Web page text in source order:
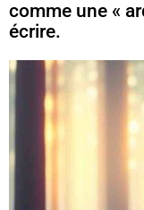
comme une «
écrire.